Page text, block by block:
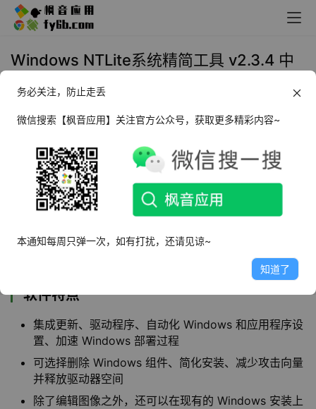
Windows NTLite系统精简工具 v2.3.4 中
2022年4月21日 18:24 系统增强
NTLite是一款操作系统安装镜像制作软件，功能
强悍，具备了自订线上安装项目、新增或移除
Windows元件、本机硬体检查清单、驱动程式等
以将主机驱动程序集成到映像中。
软件特点
集成更新、驱动程序、自动化 Windows 和应用程序设
置、加速 Windows 部署过程
可选择删除 Windows 组件、简化安装、减少攻击向量
并释放驱动器空间
除了编辑图像之外，还可以在现有的 Windows 安装上
务必关注，防止走丢
微信搜索【枫音应用】关注官方公众号，获取更多精彩内容~
本通知每周只弹一次，如有打扰，还请见谅~
知道了